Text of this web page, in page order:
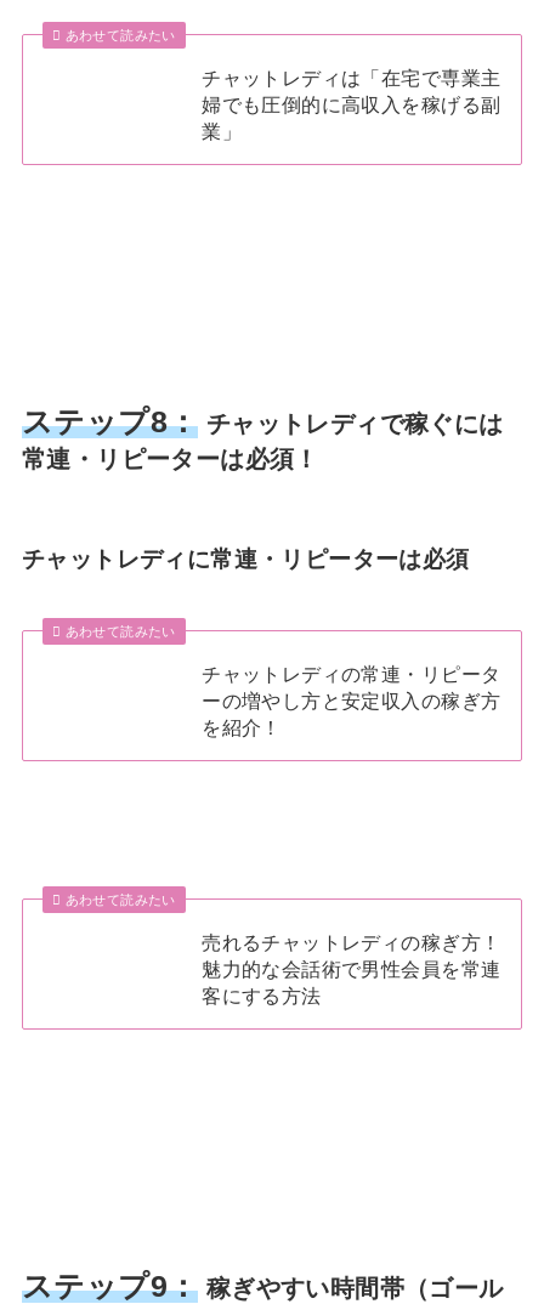
あわせて読みたい
チャットレディは「在宅で専業主
婦でも圧倒的に高収入を稼げる副
業」
ステップ8： チャットレディで稼ぐには
常連・リピーターは必須！
チャットレディに常連・リピーターは必須
あわせて読みたい
チャットレディの常連・リピータ
ーの増やし方と安定収入の稼ぎ方
を紹介！
あわせて読みたい
売れるチャットレディの稼ぎ方！
魅力的な会話術で男性会員を常連
客にする方法
ステップ9： 稼ぎやすい時間帯（ゴール